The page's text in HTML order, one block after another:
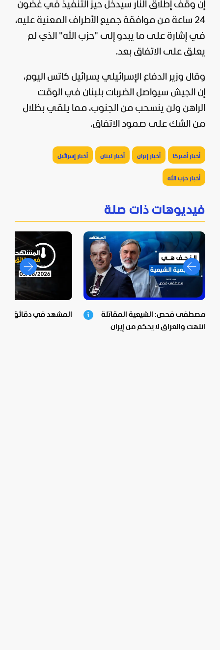
إن وقف إطلاق النار سيدخل حيز التنفيذ في غضون
24 ساعة من موافقة جميع الأطراف المعنية عليه،
في إشارة على ما يبدو إلى "حزب الله" الذي لم
يعلق على الاتفاق بعد.
وقال وزير الدفاع الإسرائيلي يسرائيل كاتس اليوم،
إن الجيش سيواصل الضربات بلبنان في الوقت
الراهن ولن ينسحب من الجنوب، مما يلقي بظلال
من الشك على صمود الاتفاق.
أخبار أميركا أخبار إيران أخبار لبنان أخبار إسرائيل
أخبار حزب الله
فيديوهات ذات صلة
مصطفى فحص: الشيعية المقاتلة
انتهت والعراق لا يحكم من إيران
المشهد في دقائق - 05-08-2026